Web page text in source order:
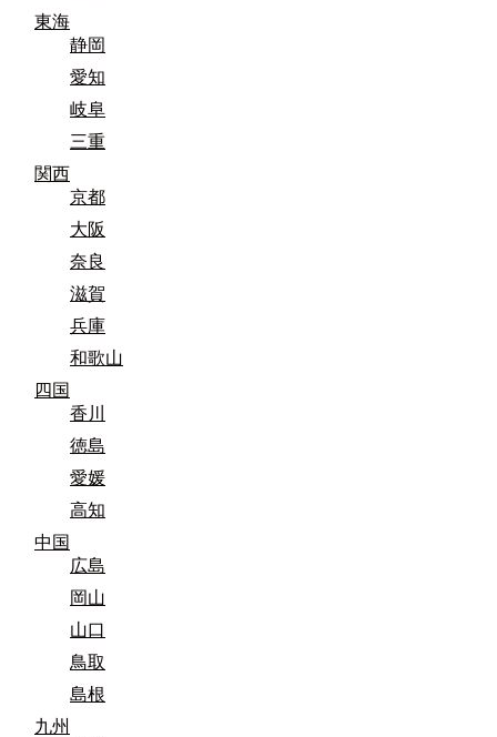
東海
静岡
愛知
岐阜
三重
関西
京都
大阪
奈良
滋賀
兵庫
和歌山
四国
香川
徳島
愛媛
高知
中国
広島
岡山
山口
鳥取
島根
九州